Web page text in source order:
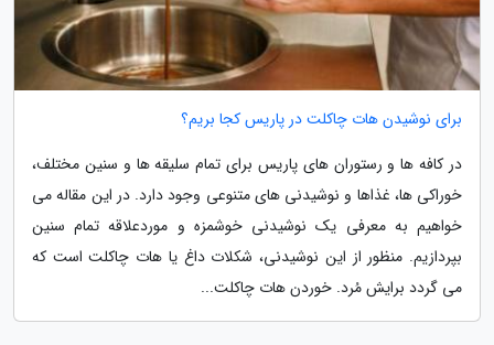
برای نوشیدن هات چاکلت در پاریس کجا بریم؟
در کافه ها و رستوران های پاریس برای تمام سلیقه ها و سنین مختلف،
خوراکی ها، غذاها و نوشیدنی های متنوعی وجود دارد. در این مقاله می
خواهیم به معرفی یک نوشیدنی خوشمزه و موردعلاقه تمام سنین
بپردازیم. منظور از این نوشیدنی، شکلات داغ یا هات چاکلت است که
می گردد برایش مُرد. خوردن هات چاکلت...